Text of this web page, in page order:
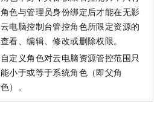
角色与管理员身份绑定后才能在无影
云电脑控制台管控角色所限定资源的
查看、编辑、修改或删除权限。
自定义角色对云电脑资源管控范围只
能小于或等于系统角色（即父角
色）。